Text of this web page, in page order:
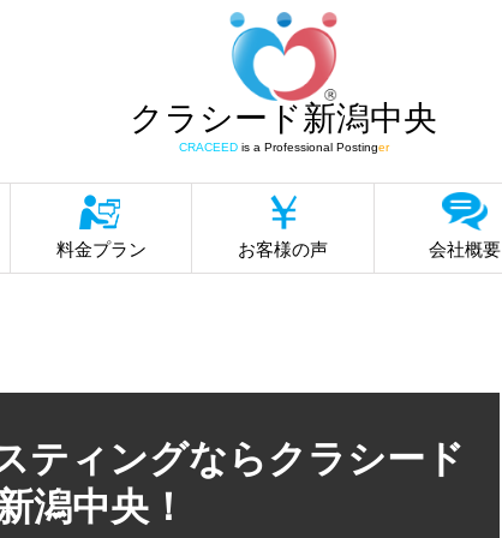
クラシード新潟中央
CRACEEDis a Professional Postinger
料金プラン お客様の声 会社概要
ティングならクラシード
潟中央！